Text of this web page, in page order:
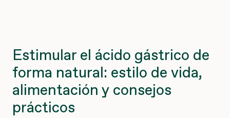
Estimular el ácido gástrico de
forma natural: estilo de vida,
alimentación y consejos
prácticos